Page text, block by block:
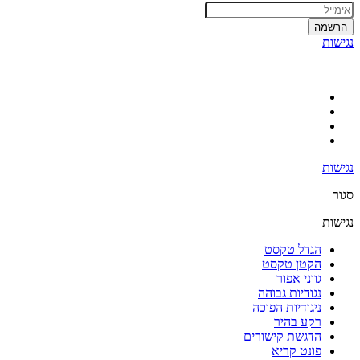
הרשמה
נגישות
נגישות
סגור
נגישות
הגדל טקסט
הקטן טקסט
גווני אפור
נגודיות גבוהה
ניגודיות הפוכה
רקע בהיר
הדגשת קישורים
פונט קריא